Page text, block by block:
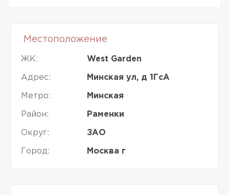
Местоположение
ЖК: West Garden
Адрес: Минская ул, д 1ГсА
Метро: Минская
Район: Раменки
Округ: ЗАО
Город: Москва г